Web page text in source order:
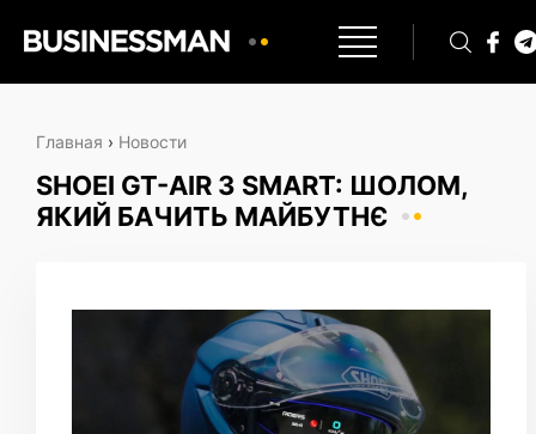
Главная › Новости
SHOEI GT-AIR 3 SMART: ШОЛОМ,
ЯКИЙ БАЧИТЬ МАЙБУТНЄ